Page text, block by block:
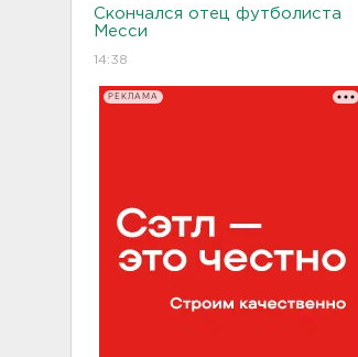
Скончался отец футболиста
Месси
14:38
РЕКЛАМА